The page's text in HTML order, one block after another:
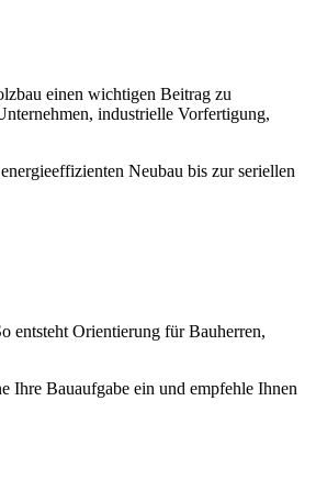
einen wichtigen Beitrag zu
industrielle Vorfertigung,
Neubau bis zur seriellen
entsteht Orientierung für Bauherren,
Ihre Bauaufgabe ein und empfehle Ihnen